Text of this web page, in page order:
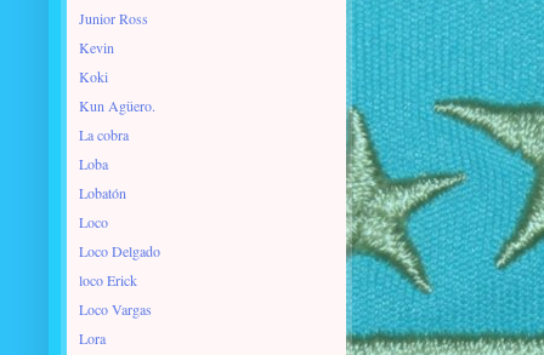
Junior Ross
Kevin
Koki
Kun Agüero.
La cobra
Loba
Lobatón
Loco
Loco Delgado
loco Erick
Loco Vargas
Lora